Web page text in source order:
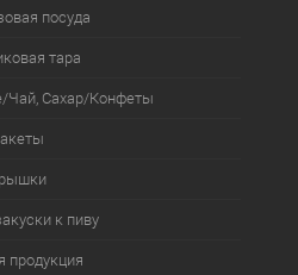
посуда
тара
Чай, Сахар/Конфеты
к пиву
продукция